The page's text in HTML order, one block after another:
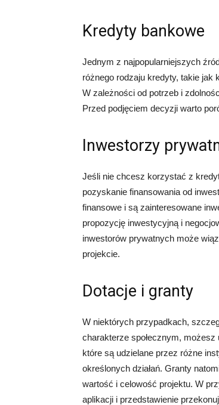
Kredyty bankowe
Jednym z najpopularniejszych
różnego rodzaju kredyty, takie
W zależności od potrzeb i
Przed podjęciem decyzji warto
Inwestorzy
Jeśli nie chcesz korzystać z
pozyskanie finansowania od
finansowe i są zainteresowane
propozycję inwestycyjną i
inwestorów prywatnych może
projekcie.
Dotacje i granty
W niektórych przypadkach,
charakterze społecznym,
które są udzielane przez różne
określonych działań. Granty
wartość i celowość projektu. W
aplikacji i przedstawienie